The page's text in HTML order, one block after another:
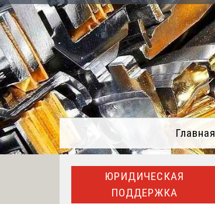
Главная
ЮРИДИЧЕСКАЯ
ПОДДЕРЖКА